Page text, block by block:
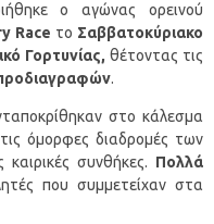
ο αγώνας ορεινού
Race το Σαββατοκύριακο
Γορτυνίας, θέτοντας τις
.
στο κάλεσμα
όμορφες διαδρομές των
συνθήκες. Πολλά
που συμμετείχαν στα